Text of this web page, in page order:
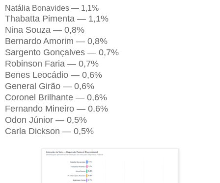
Natália Bonavides — 1,1%
Thabatta Pimenta — 1,1%
Nina Souza — 0,8%
Bernardo Amorim — 0,8%
Sargento Gonçalves — 0,7%
Robinson Faria — 0,7%
Benes Leocádio — 0,6%
General Girão — 0,6%
Coronel Brilhante — 0,6%
Fernando Mineiro — 0,6%
Odon Júnior — 0,5%
Carla Dickson — 0,5%